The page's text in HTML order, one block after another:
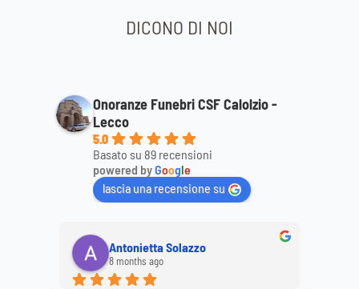
DICONO DI NOI
Onoranze Funebri CSF Calolzio -
Lecco
5.0
Basato su 89 recensioni
powered byGoogle
lascia una recensione su
Antonietta Solazzo
8 months ago